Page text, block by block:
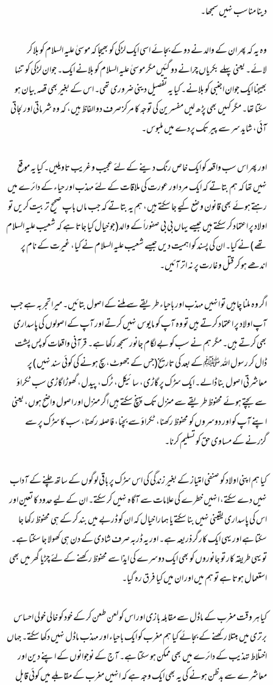
دینا مناسب نہیں سمجھا۔
وہ یہ کہ پھر ان کے والد نے دو کے بجائے اسی ایک لڑکی کو بھیجا کہ موسیٰ علیہ السلام کو بلا کر
لائے۔ یعنی پہلے بکریاں چرانے دو گئیں مگر موسیٰ علیہ السلام کو بلانے ایک۔ جوان لڑکی کو تنہا
بھیجنا ایک جوان اجنبی کو بلانے۔ کیا یہ تفصیل دینی ضروری تھی۔ اس کے بغیر بھی قصہ بیان ہو
سکتا تھا۔ مگر کہیں بھی پڑھ لیں مفسرین کی توجہ کا مرکز صرف دو الفاظ ہیں، کہ وہ شرماتی اور لجاتی
آئی، شاید سر سے پیر تک پردے میں ملبوس۔
اور پھر اس سب واقعہ کو ایک خاص رنگ دینے کے لئے عجیب و غریب تاویلیں۔ کیا یہ موقع
نہیں تھا کہ ہم بتاتے کہ ایک مرد اور عورت کی ملاقات کے لئے مہذب اور حیاء کے دائرے میں
رہتے ہوئے بھی قانون وضع کیے جا سکتے ہیں، ہم یہ بتاتے کہ جب ماں باپ صحیح تربیت کریں تو
اولاد پر اعتماد کر سکتے ہیں جیسے یہاں بی بی صفوراً کے والد (جو خیال کیا جاتا ہے کہ شعیب علیہ السلام
تھے ) نے کیا۔ ان کی پسند کو اہمیت دیں جیسے شعیب علیہ السلام نے کیا، غیرت کے نام پر
اندھے ہو کر قتل و غارت پر نہ اتر آئیں۔
اگر وہ ملنا چاہیں تو انہیں مہذب اور باحیاء طریقے سے ملنے کے اصول بتائیں۔ میرا تجربہ ہے جب
آپ اولاد پر اعتماد کرتے ہیں تو وہ آپ کو مایوس نہیں کرتے اور آپ کے اصولوں کی پاسداری
بھی کرتے ہیں۔ مگر ہم نے سب کو بے لگام جانور سمجھ رکھا ہے۔ قرآنی واقعات کو پس پشت
ڈال کر رسول اللہ ﷺ کے بعد کی تاریخ (جس کے جھوٹ، سچ ہونے کی کوئی سند نہیں ) پر
معاشرتی اصول بنا ڈالے۔ ایک سڑک پر گاڑی، سائیکل، ٹرک، پیدل، گھوڑا گاڑی سب ٹکراؤ
سے بچتے ہوئے محفوظ طریقے سے منزل تک پہنچ سکتے ہیں اگر منزل اور اصول واضح ہوں، یعنی
اپنے آپ کو اور دوسروں کو محفوظ رکھنا، ٹکراؤ سے بچنا، فاصلہ رکھنا، سب کا سڑک پر سے
گزرنے کے مساوی حق کو تسلیم کرنا۔
کیا ہم اپنی اولاد کو صنفی امتیاز کے بغیر زندگی کی اس سڑک پر باقی لوگوں کے ساتھ چلنے کے آداب
نہیں دے سکتے، انہیں خطرے کی علامات سے آگاہ نہیں کر سکتے۔ ان کے لیے حدود کا تعین اور
اس کی پاسداری یقینی نہیں بنا سکتے یا ہمارا خیال کہ ان کو ڈربے میں بند کر کے ہی محفوظ رکھا جا
سکتا ہے اور یہی ایک کارگر ذریعہ ہے۔ اور یہ ڈربہ صرف شادی کے دن ہی کھولا جا سکتا ہے۔
تو یہی طریقہ کار تو جانوروں کو بھی ایک دوسرے کی ایذا سے محفوظ رکھنے کے لئے چڑیا گھر میں بھی
استعمال ہوتا ہے تو ہم میں اور ان میں کیا فرق رہ گیا۔
کیا ہر وقت مغرب کے ماڈل سے مقابلہ بازی اور اس کو لعن طعن کر کے خود کو خالی خولی احساس
برتری میں مبتلا رکھنے کے بجائے کیا ہم مغرب کو ایک باحیاء اور مہذب ماڈل نہیں دکھا سکتے۔ جہاں
اختلاط تہذیب کے دائرے میں بھی ممکن ہو سکتا ہے۔ آج کے نوجوانوں کے اپنے دین اور
معاشرے سے بدظن ہونے کی یہ بھی ایک وجہ ہے کہ انہیں مغرب کے مقابلے میں کوئی قابل